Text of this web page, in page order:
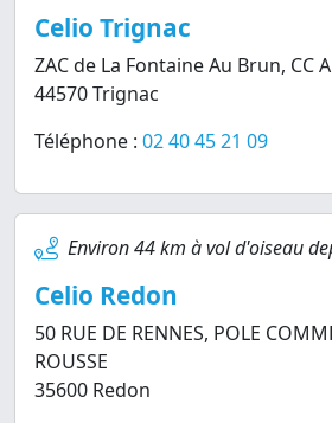
Celio Trignac
ZAC de La Fontaine Au Brun, CC
44570 Trignac
Téléphone : 02 40 45 21 09
Environ 44 km à vol d'oiseau
Celio Redon
50 RUE DE RENNES, POLE
ROUSSE
35600 Redon